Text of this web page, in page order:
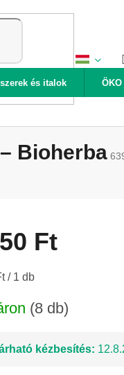
és italok
Bioherba
Ft
/ 1 db
(8 db)
kézbesítés: